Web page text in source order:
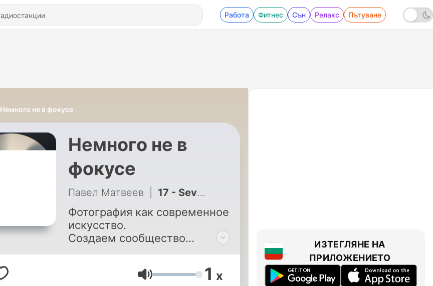
Работа Фитнес Сън Релакс Пътуване
Немного не в фокусе
Немного не в
фокусе
Павел Матвеев 17 - Seven Deaths of Marina Abramović
Фотография как современное
искусство.
Создаем сообщество
вдохновляемся,Сила на звука 1 x
ИЗТЕГЛЯНЕ НА
ПРИЛОЖЕНИЕТО